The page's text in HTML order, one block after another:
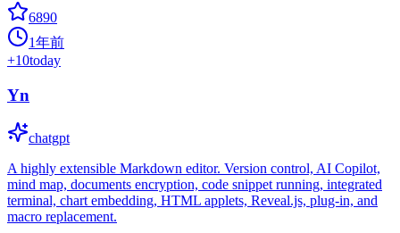
6890
1年前
+10today
Yn
chatgpt
A highly extensible Markdown editor. Version control, AI Copilot,
mind map, documents encryption, code snippet running, integrated
terminal, chart embedding, HTML applets, Reveal.js, plug-in, and
macro replacement.